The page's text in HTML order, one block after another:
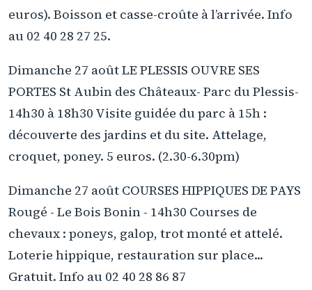
euros). Boisson et casse-croûte à l’arrivée. Info
au 02 40 28 27 25.
Dimanche 27 août LE PLESSIS OUVRE SES
PORTES St Aubin des Châteaux- Parc du Plessis-
14h30 à 18h30 Visite guidée du parc à 15h :
découverte des jardins et du site. Attelage,
croquet, poney. 5 euros. (2.30-6.30pm)
Dimanche 27 août COURSES HIPPIQUES DE PAYS
Rougé - Le Bois Bonin - 14h30 Courses de
chevaux : poneys, galop, trot monté et attelé.
Loterie hippique, restauration sur place...
Gratuit. Info au 02 40 28 86 87